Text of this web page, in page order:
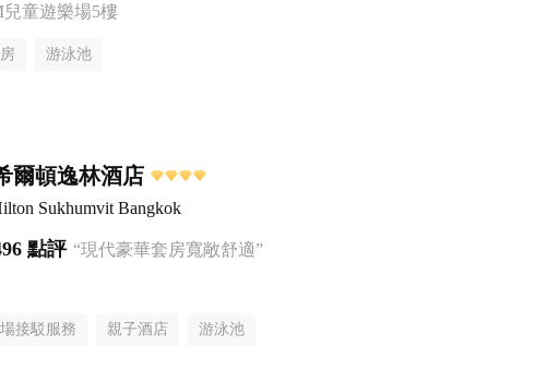
童遊樂場5樓
游泳池
爾頓逸林酒店
Sukhumvit Bangkok
點評 “現代豪華套房寬敞舒適”
接駁服務 親子酒店 游泳池